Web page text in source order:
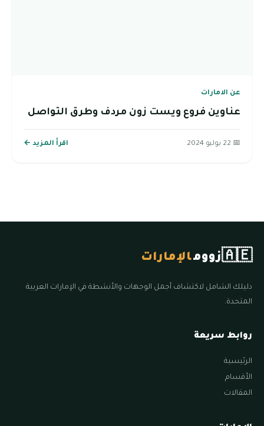
عن الامارات
عناوين فروع ويست زون مردف وطرق التواصل
📅 22 يوليو 2024 اقرأ المزيد ←
🇦🇪زوومالإمارات
دليلك الشامل لاكتشاف أجمل الوجهات والأنشطة في الإمارات العربية
المتحدة.
روابط سريعة
الرئيسية
الأقسام
المقالات